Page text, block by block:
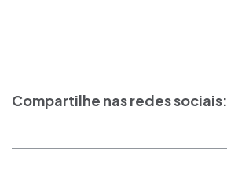
Compartilhe nas redes sociais: